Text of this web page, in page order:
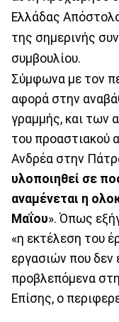
Ελλάδας
της σημερινής
συμβουλίου.
Σύμφωνα με τον
αφορά στην
γραμμής, και των
του προαστιακού
Ανδρέα στην
υλοποιηθεί σε
αναμένεται η
Μαΐου». Όπως
«η εκτέλεση του
εργασιών που
προβλεπόμενα
Επίσης, ο